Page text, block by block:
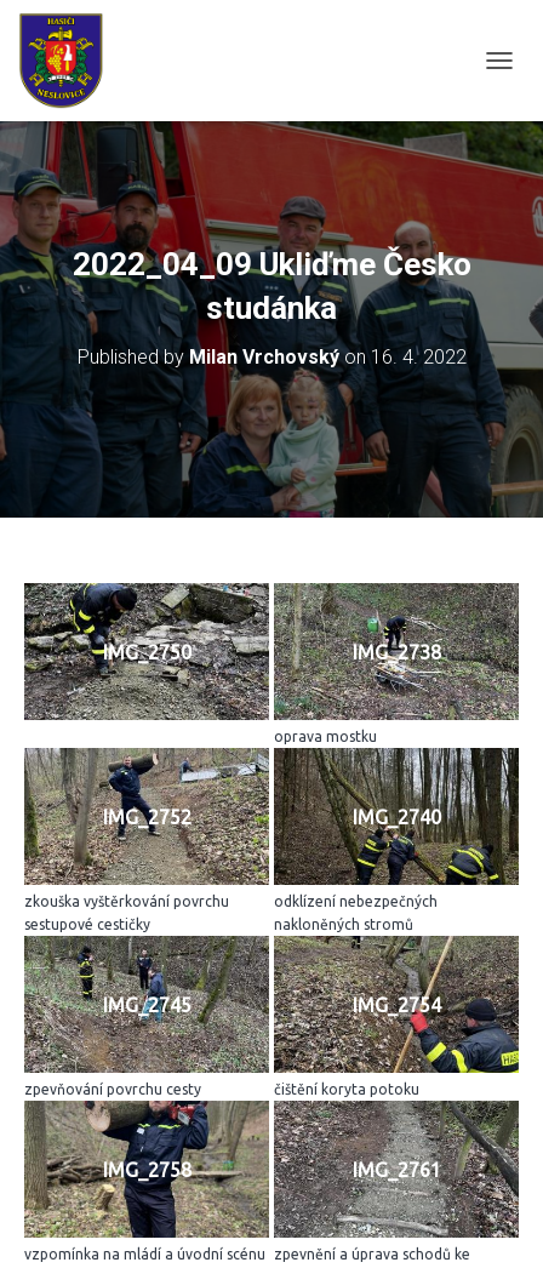
E
N
N
A
C
I
2022_04_09 Ukliďme Česko
studánka
Published by Milan Vrchovskýon16. 4. 2022
IMG_2750 IMG_2738
oprava mostku
IMG_2752
zkouška vyštěrkování povrchu
sestupové cestičky
IMG_2740
odklízení nebezpečných
nakloněných stromů
IMG_2745
zpevňování povrchu cesty
IMG_2754
čištění koryta potoku
IMG_2758
vzpomínka na mládí a úvodní scénu
IMG_2761
zpevnění a úprava schodů ke